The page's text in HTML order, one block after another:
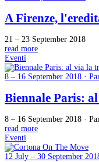
A Firenze,
21 – 23 September 2018
read more
Eventi
8 – 16 September 2018 ·
Biennale Paris:
8 – 16 September 2018 ·
read more
Eventi
12 July – 30 September